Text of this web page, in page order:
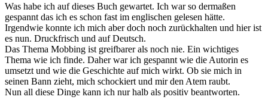
Was habe ich auf dieses Buch gewartet. Ich war so dermaßen
gespannt das ich es schon fast im englischen gelesen hätte.
Irgendwie konnte ich mich aber doch noch zurückhalten und hier ist
es nun. Druckfrisch und auf Deutsch.
Das Thema Mobbing ist greifbarer als noch nie. Ein wichtiges
Thema wie ich finde. Daher war ich gespannt wie die Autorin es
umsetzt und wie die Geschichte auf mich wirkt. Ob sie mich in
seinen Bann zieht, mich schockiert und mir den Atem raubt.
Nun all diese Dinge kann ich nur halb als positiv beantworten.